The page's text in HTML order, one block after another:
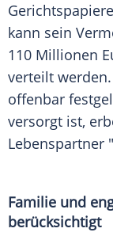
kann sein
110 Millionen
verteilt
offenbar
versorgt ist,
Lebenspartner
Familie und
berücksichtigt